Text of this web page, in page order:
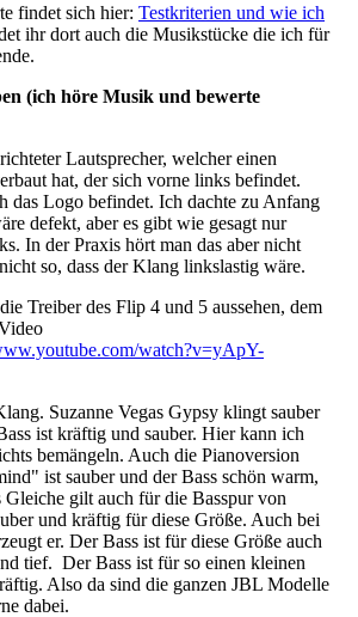
findet sich hier: Testkriterien und wie ich
ihr dort auch die Musikstücke die ich für
(ich höre Musik und bewerte
Lautsprecher, welcher einen
hat, der sich vorne links befindet.
das Logo befindet. Ich dachte zu Anfang
defekt, aber es gibt wie gesagt nur
In der Praxis hört man das aber nicht
so, dass der Klang linkslastig wäre.
Treiber des Flip 4 und 5 aussehen, dem
watch?v=yApY-
Suzanne Vegas Gypsy klingt sauber
ist kräftig und sauber. Hier kann ich
bemängeln. Auch die Pianoversion
ist sauber und der Bass schön warm,
gilt auch für die Basspur von
und kräftig für diese Größe. Auch bei
er. Der Bass ist für diese Größe auch
tief. Der Bass ist für so einen kleinen
Also da sind die ganzen JBL Modelle
dabei.